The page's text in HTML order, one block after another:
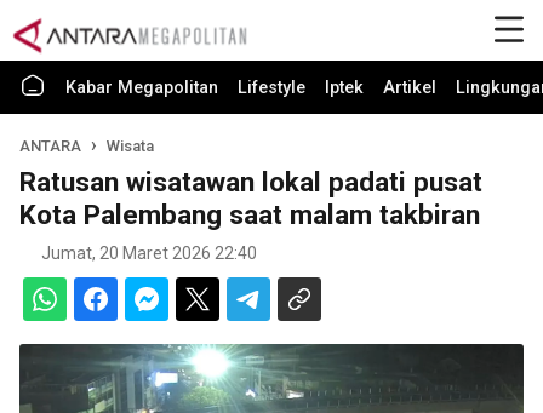
Kabar Megapolitan Lifestyle Iptek Artikel
ANTARA Wisata
Ratusan wisatawan lokal padati pusat
Kota Palembang saat malam takbiran
Jumat, 20 Maret 2026 22:40